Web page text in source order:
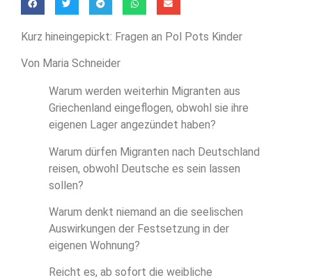
Kurz hineingepickt: Fragen an Pol Pots Kinder
Von Maria Schneider
Warum werden weiterhin Migranten aus
Griechenland eingeflogen, obwohl sie ihre
eigenen Lager angezündet haben?
Warum dürfen Migranten nach Deutschland
reisen, obwohl Deutsche es sein lassen
sollen?
Warum denkt niemand an die seelischen
Auswirkungen der Festsetzung in der
eigenen Wohnung?
Reicht es, ab sofort die weibliche